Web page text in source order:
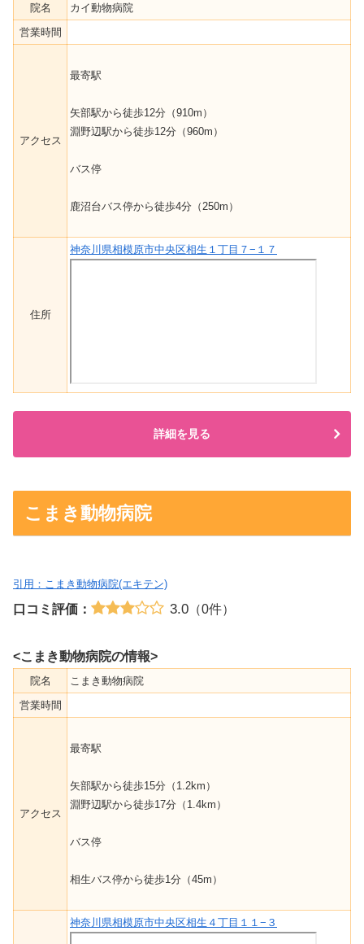
院名
カイ動物病院
営業時間
アクセス
最寄駅
矢部駅から徒歩12分（910m）
淵野辺駅から徒歩12分（960m）
バス停
鹿沼台バス停から徒歩4分（250m）
住所
神奈川県相模原市中央区相生１丁目７−１７
詳細を見る
こまき動物病院
引用：こまき動物病院(エキテン)
口コミ評価： 3.0（0件）
<こまき動物病院の情報>
院名
こまき動物病院
営業時間
アクセス
最寄駅
矢部駅から徒歩15分（1.2km）
淵野辺駅から徒歩17分（1.4km）
バス停
相生バス停から徒歩1分（45m）
神奈川県相模原市中央区相生４丁目１１−３